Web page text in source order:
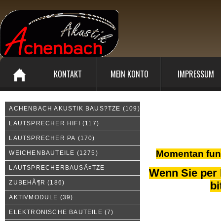
KONTAKT MEIN KONTO IMPRESSUM
ACHENBACH AKUSTIK BAUS?TZE (109)
LAUTSPRECHER HIFI (117)
LAUTSPRECHER PA (170)
WEICHENBAUTEILE (1275)
LAUTSPRECHERBAUSÃ¤TZE
ZUBEHÃ¶R (186)
AKTIVMODULE (39)
ELEKTRONISCHE BAUTEILE (7)
Momentan
Wenn Sie per